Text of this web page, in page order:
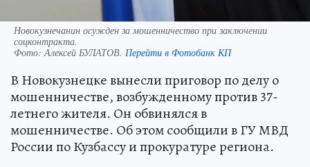
Новокузнечанин осужден за мошенничество при заключении
соцконтракта.
Фото:Алексей БУЛАТОВ. Перейти в Фотобанк КП
В Новокузнецке вынесли приговор по делу о
мошенничестве, возбужденному против 37-
летнего жителя. Он обвинялся в
мошенничестве. Об этом сообщили в ГУ МВД
России по Кузбассу и прокуратуре региона.